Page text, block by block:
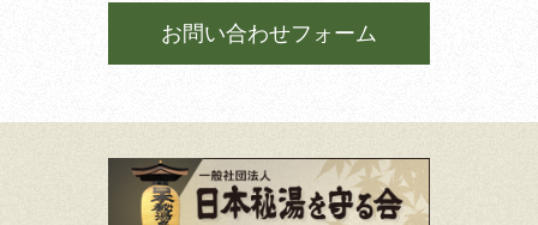
お問い合わせフォーム